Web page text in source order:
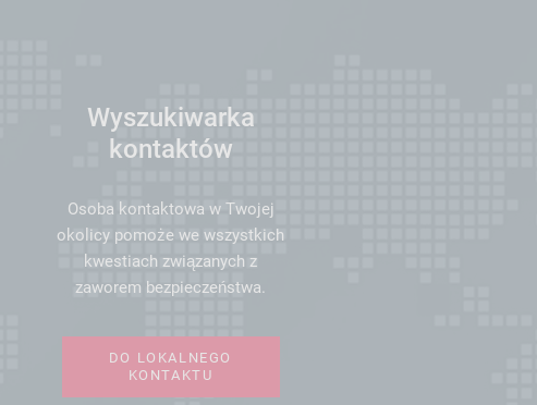
Wyszukiwarka
kontaktów
Osoba kontaktowa w Twojej
okolicy pomoże we wszystkich
kwestiach związanych z
zaworem bezpieczeństwa.
DO LOKALNEGO
KONTAKTU